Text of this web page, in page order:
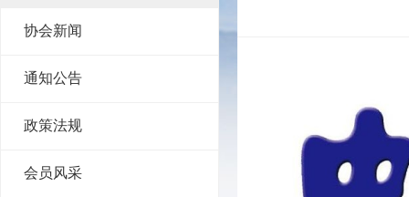
协会新闻
通知公告
政策法规
会员风采